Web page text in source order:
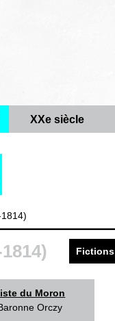
XXe siècle
Fictions
du Moron
Baronne Orczy